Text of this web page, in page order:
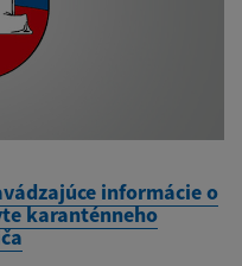
informácie o
karanténneho